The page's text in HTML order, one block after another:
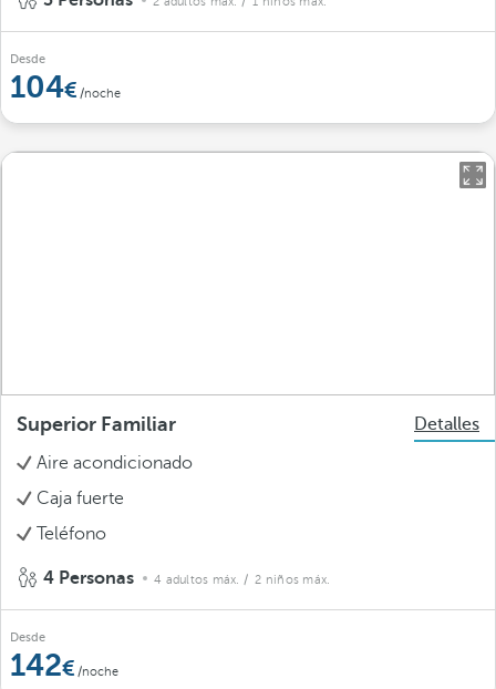
Desde
104 /noche
Superior Familiar
Detalles
Aire acondicionado
Caja fuerte
Teléfono
4 Personas 4 adultos máx. / 2 niños máx.
Desde
142 /noche